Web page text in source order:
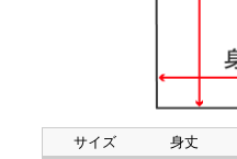
サイズ 身丈